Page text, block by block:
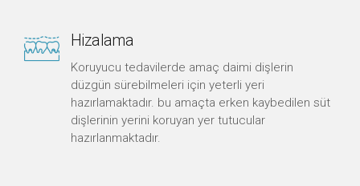
Hizalama
Koruyucu tedavilerde amaç daimi dişlerin
düzgün sürebilmeleri için yeterli yeri
hazırlamaktadır. bu amaçta erken kaybedilen süt
dişlerinin yerini koruyan yer tutucular
hazırlanmaktadır.